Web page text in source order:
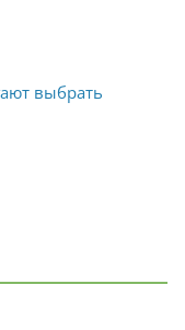
выбрать